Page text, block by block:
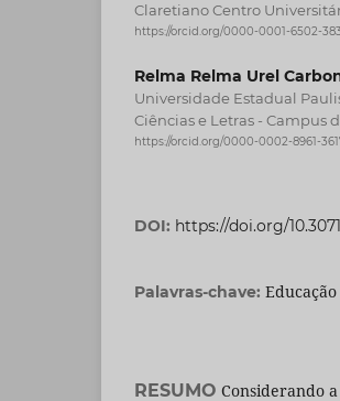
Claretiano Centro
https://orcid.org/0000-0001-6502-
Relma Relma Urel
Universidade Estadual
Ciências e Letras - Campus
https://orcid.org/0000-0002-8961-
DOI: https://doi.org/
Palavras-chave:
RESUMO Considerando